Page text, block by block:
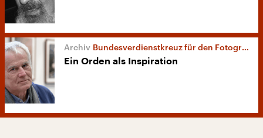
Bundesverdienstkreuz für den Fotografen Jim Rakete
Ein Orden als Inspiration